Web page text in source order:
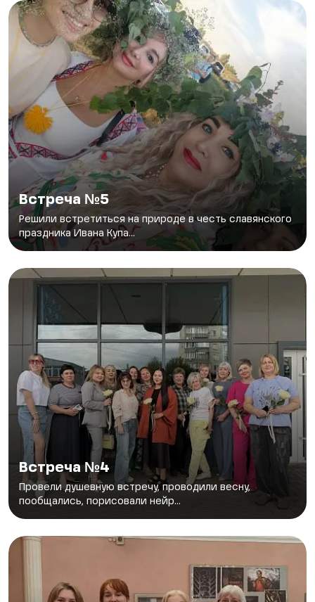
Встреча №5
Решили встретиться на природе в честь славянского
праздника Ивана Купа...
Встреча №4
Провели душевную встречу, проводили весну,
пообщались, порисовали нейр...